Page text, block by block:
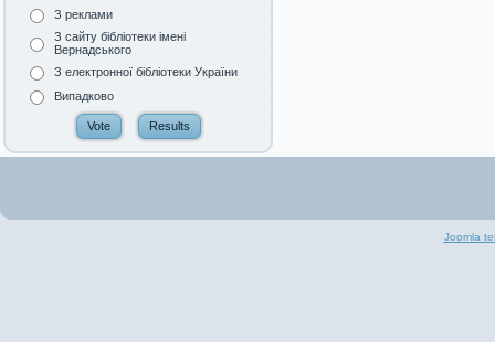
З реклами
З сайту бібліотеки імені
Вернадського
З електронної бібліотеки України
Випадково
Joomla